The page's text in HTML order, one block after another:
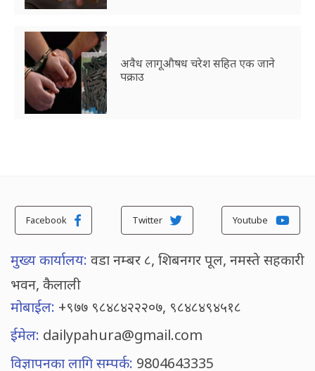
अवैध लागूऔषध चरेश सहित एक जाने
पक्राउ
Facebook Twitter Youtube
मुख्य कार्यालय: वडा नम्बर ८, शिबनगर पूल, नमस्ते सहकारी
भवन, कैलाली
मोबाईल: +९७७ ९८४८४२२२०७, ९८४८४९४५१८
ईमेल: dailypahura@gmail.com
विज्ञापनका लागि सम्पर्क: 9804643335